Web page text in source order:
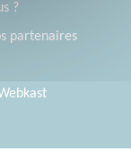
?
partenaires